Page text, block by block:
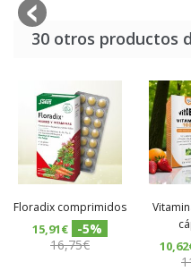
30 otros productos
Floradix comprimidos
15,91€
-5%
16,75€